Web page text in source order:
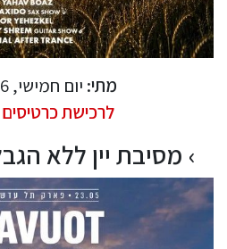
מתי: יום חמישי, 21.5.2026
לרכישת
מסיבת יין ללא